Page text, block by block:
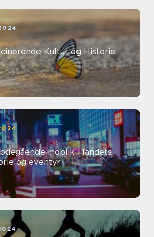
Kultur og Historie
indblik i landets
og eventyr